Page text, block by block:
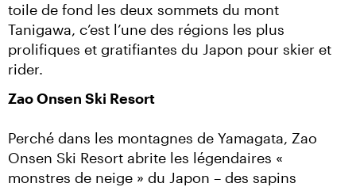
toile de fond les deux sommets du mont
Tanigawa, c’est l’une des régions les plus
prolifiques et gratifiantes du Japon pour skier et
rider.
Zao Onsen Ski Resort
Perché dans les montagnes de Yamagata, Zao
Onsen Ski Resort abrite les légendaires «
monstres de neige » du Japon – des sapins